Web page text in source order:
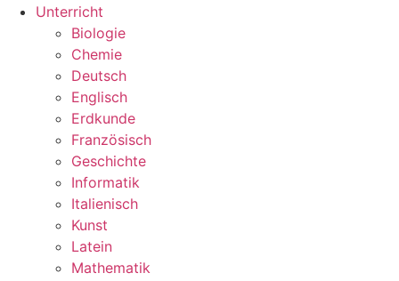
Unterricht
Biologie
Chemie
Deutsch
Englisch
Erdkunde
Französisch
Geschichte
Informatik
Italienisch
Kunst
Latein
Mathematik